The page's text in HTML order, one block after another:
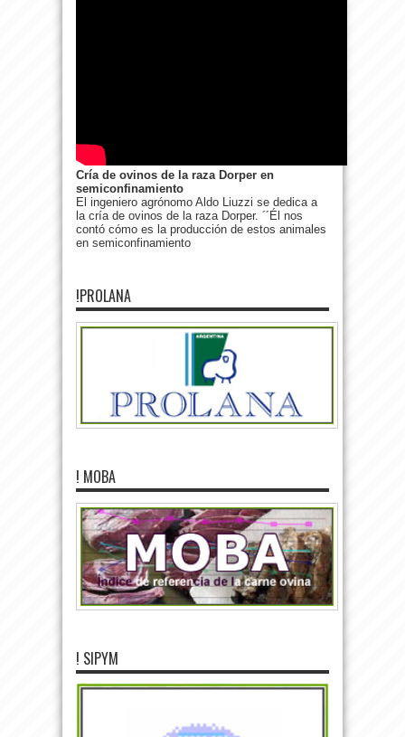
Cría de ovinos de la raza Dorper en
semiconfinamiento
El ingeniero agrónomo Aldo Liuzzi se dedica a
la cría de ovinos de la raza Dorper. ´´Él nos
contó cómo es la producción de estos animales
en semiconfinamiento
!PROLANA
! MOBA
! SIPYM